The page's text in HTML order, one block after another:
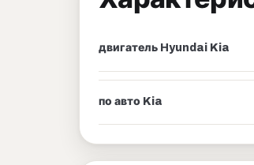
двигатель Hyundai Kia
по авто Kia